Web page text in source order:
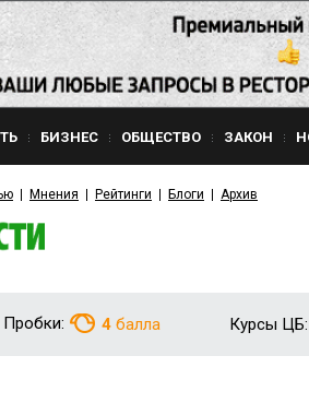
БИЗНЕС ОБЩЕСТВО ЗАКОН
Мнения Рейтинги Блоги Архив
Пробки: 4 балла Курсы ЦБ: